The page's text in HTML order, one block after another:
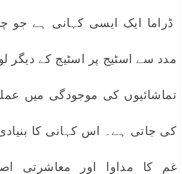
ڈراما ایک ایسی کہانی ہے جو
مدد سے اسٹیج پر اسٹیج کے دیگر
تماشائیوں کی موجودگی میں
کی جاتی ہے۔ اس کہانی کا
غم کا مداوا اور معاشرتی